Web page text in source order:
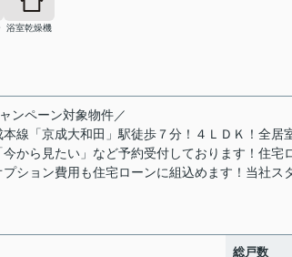
浴室乾燥機
ンペーン対象物件／
本線「京成大和田」駅徒歩７分！４ＬＤＫ！全
から見たい」など予約受付しております！住
ション費用も住宅ローンに組込めます！当社ス
総戸数